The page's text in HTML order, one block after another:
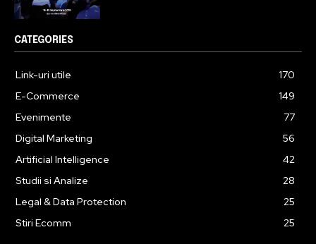
CATEGORIES
Link-uri utile
170
E-Commerce
149
Evenimente
77
Digital Marketing
56
Artificial Intelligence
42
Studii si Analize
28
Legal & Data Protection
25
Stiri Ecomm
25